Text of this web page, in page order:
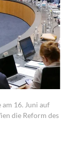
16. Juni auf
die Reform des